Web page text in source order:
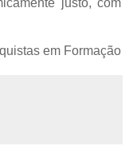
em Formação